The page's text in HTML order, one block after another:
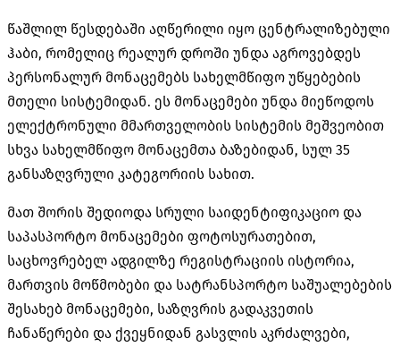
წაშლილ წესდებაში აღწერილი იყო ცენტრალიზებული
ჰაბი, რომელიც რეალურ დროში უნდა აგროვებდეს
პერსონალურ მონაცემებს სახელმწიფო უწყებების
მთელი სისტემიდან. ეს მონაცემები უნდა მიეწოდოს
ელექტრონული მმართველობის სისტემის მეშვეობით
სხვა სახელმწიფო მონაცემთა ბაზებიდან, სულ 35
განსაზღვრული კატეგორიის სახით.
მათ შორის შედიოდა სრული საიდენტიფიკაციო და
საპასპორტო მონაცემები ფოტოსურათებით,
საცხოვრებელ ადგილზე რეგისტრაციის ისტორია,
მართვის მოწმობები და სატრანსპორტო საშუალებების
შესახებ მონაცემები, საზღვრის გადაკვეთის
ჩანაწერები და ქვეყნიდან გასვლის აკრძალვები,